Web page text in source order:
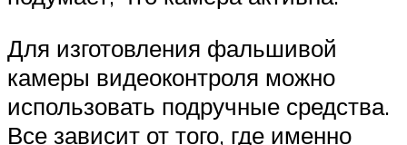
Для изготовления фальшивой
камеры видеоконтроля можно
использовать подручные средства.
Все зависит от того, где именно